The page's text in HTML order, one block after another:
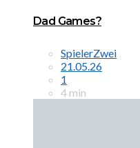
Dad Games?
SpielerZwei
21.05.26
1
4 min